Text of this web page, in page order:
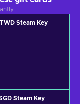
Steam Key
Steam Key